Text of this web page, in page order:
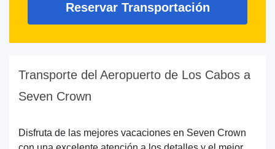
Reservar Transportación
Transporte del Aeropuerto de Los Cabos a
Seven Crown
Disfruta de las mejores vacaciones en Seven Crown